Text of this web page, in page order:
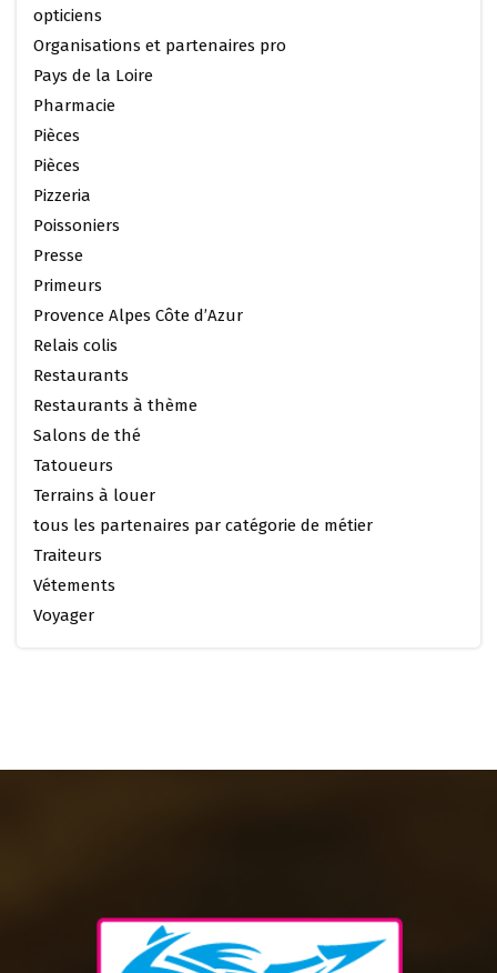
opticiens
Organisations et partenaires pro
Pays de la Loire
Pharmacie
Pièces
Pièces
Pizzeria
Poissoniers
Presse
Primeurs
Provence Alpes Côte d’Azur
Relais colis
Restaurants
Restaurants à thème
Salons de thé
Tatoueurs
Terrains à louer
tous les partenaires par catégorie de métier
Traiteurs
Vétements
Voyager